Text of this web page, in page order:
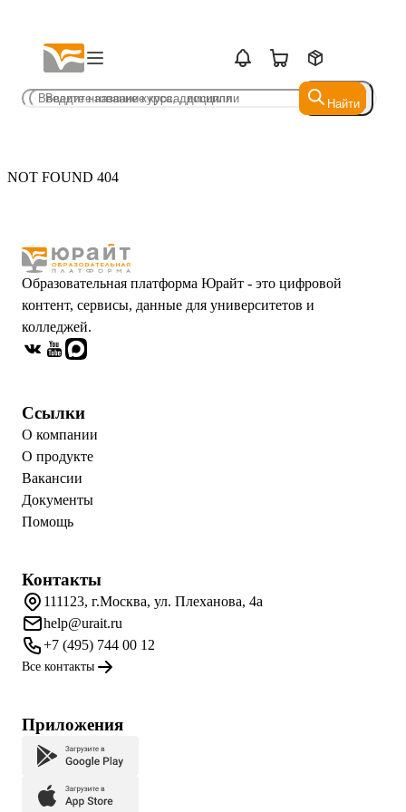
Найти
Найти
NOT FOUND 404
Образовательная платформа Юрайт - это цифровой
контент, сервисы, данные для университетов и
колледжей.
Ссылки
О компании
О продукте
Вакансии
Документы
Помощь
Контакты
111123, г.Москва, ул. Плеханова, 4а
help@urait.ru
+7 (495) 744 00 12
Все контакты
Приложения